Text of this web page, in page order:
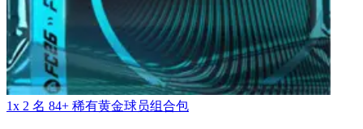
1x 2 名 84+ 稀有黄金球员组合包